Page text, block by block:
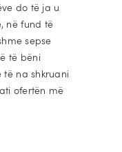
do të ja u
në fund të
sepse
të bëni
na shkruani
ofertën më